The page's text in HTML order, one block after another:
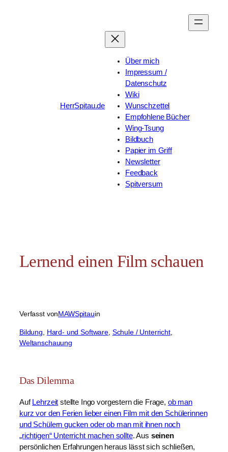
HerrSpitau.de
Über mich
Impressum /
Datenschutz
Wiki
Wunschzettel
Empfohlene Bücher
Wing-Tsung
Bildbuch
Papier im Griff
Newsletter
Feedback
Spitversum
Lernend einen Film schauen
Verfasst vonMAWSpitauin
Bildung Hard- und Software Schule / Unterricht
Weltanschauung
Das Dilemma
Auf Lehrzeit stellte Ingo vorgestern die Frage, ob man
kurz vor den Ferien lieber einen Film mit den Schülerinnen
und Schülern gucken oder ob man mit ihnen noch
„richtigen“ Unterricht machen sollte. Aus seinen
persönlichen Erfahrungen heraus lässt sich schließen,